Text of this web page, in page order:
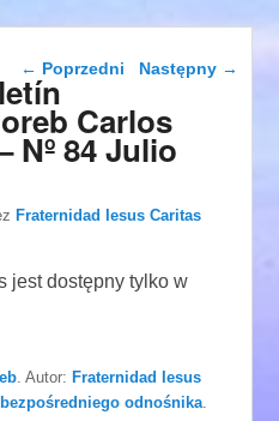
Nawigacja wpisu
← Poprzedni Następny →
Carlos
Nº 84 Julio
Fraternidad Iesus Caritas
jest dostępny tylko w
. Autor:Fraternidad Iesus
bezpośredniego odnośnika